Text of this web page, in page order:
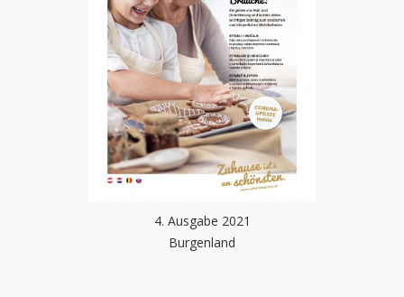
4. Ausgabe 2021
Burgenland